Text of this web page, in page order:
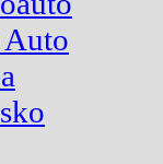
Auto